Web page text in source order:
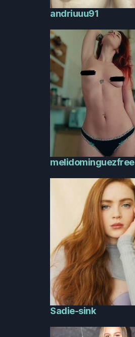
andriuuu91
melidominguezfree
Sadie-sink